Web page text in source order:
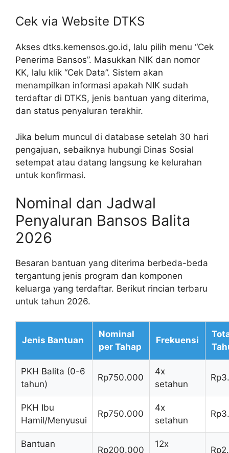
Cek via Website DTKS
Akses dtks.kemensos.go.id, lalu pilih menu “Cek
Penerima Bansos”. Masukkan NIK dan nomor
KK, lalu klik “Cek Data”. Sistem akan
menampilkan informasi apakah NIK sudah
terdaftar di DTKS, jenis bantuan yang diterima,
dan status penyaluran terakhir.
Jika belum muncul di database setelah 30 hari
pengajuan, sebaiknya hubungi Dinas Sosial
setempat atau datang langsung ke kelurahan
untuk konfirmasi.
Nominal dan Jadwal
Penyaluran Bansos Balita
2026
Besaran bantuan yang diterima berbeda-beda
tergantung jenis program dan komponen
keluarga yang terdaftar. Berikut rincian terbaru
untuk tahun 2026.
Jenis Bantuan
Nominal
per Tahap
Frekuensi
PKH Balita (0-6
tahun)
Rp750.000
4x
setahun
PKH Ibu
Hamil/Menyusui
Rp750.000
4x
setahun
Bantuan
Rp200.000
12x